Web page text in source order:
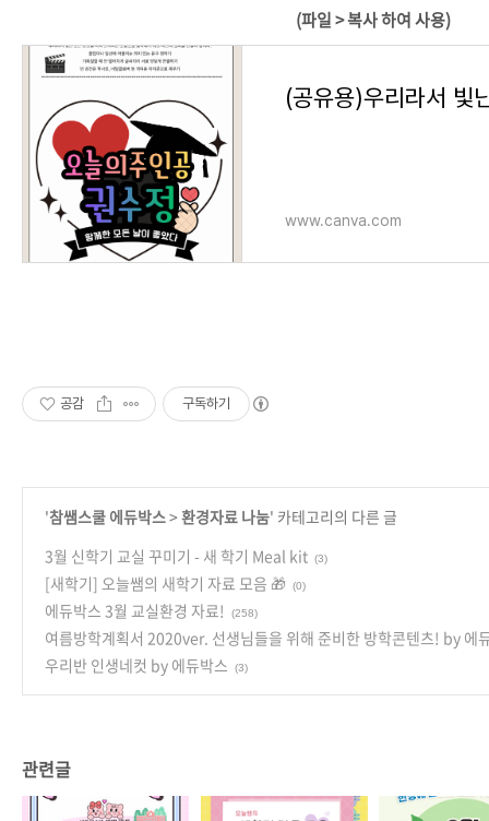
(파일 > 복사 하여 사용)
www.canva.com
공감 구독하기
'참쌤스쿨 에듀박스>환경자료 나눔' 카테고리의 다른 글
3월 신학기 교실 꾸미기 - 새 학기 Meal kit (3)
[새학기] 오늘쌤의 새학기 자료 모음 🎁 (0)
에듀박스 3월 교실환경 자료! (258)
여름방학계획서 2020ver. 선생님들을 위해 준비한 방학콘텐츠! by 에
우리반 인생네컷 by 에듀박스
(3)
관련글